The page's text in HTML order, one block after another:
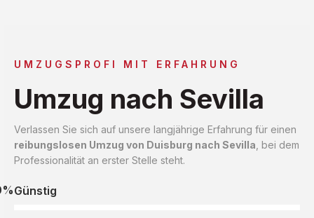
UMZUGSPROFI MIT ERFAHRUNG
Umzug nach Sevilla
Verlassen Sie sich auf unsere langjährige Erfahrung für einen
reibungslosen Umzug von Duisburg nach Sevilla , bei dem
Professionalität an erster Stelle steht.
Günstig